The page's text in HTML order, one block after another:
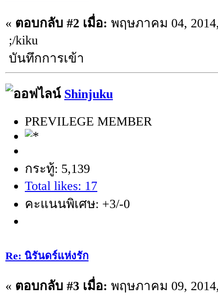
« ตอบกลับ #2 เมื่อ: พฤษภาคม 04,
;/kiku
บันทึกการเข้า
Shinjuku
PREVILEGE MEMBER
กระทู้: 5,139
Total likes: 17
คะแนนพิเศษ: +3/-0
Re: นิรันดร์แห่งรัก
« ตอบกลับ #3 เมื่อ: พฤษภาคม 09,